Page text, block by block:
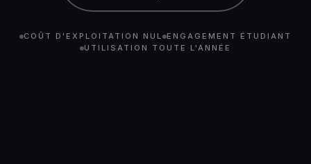
COÛT D'EXPLOITATION NUL
ENGAGEMENT ÉTUDIANT
UTILISATION TOUTE L'ANNÉE